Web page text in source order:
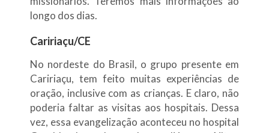
longo dos dias.
Caririaçu/CE
No nordeste do Brasil, o grupo presente em
Caririaçu, tem feito muitas experiências de
oração, inclusive com as crianças. E claro, não
poderia faltar as visitas aos hospitais. Dessa
vez, essa evangelização aconteceu no hospital